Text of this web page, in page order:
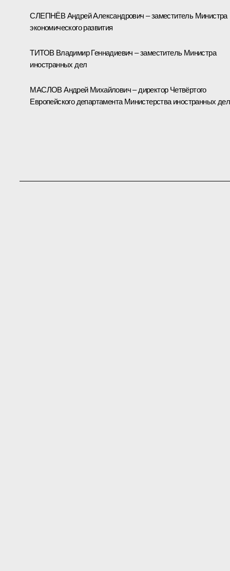
СЛЕПНЁВ Андрей Александрович – заместитель Министра
экономического развития
ТИТОВ Владимир Геннадиевич – заместитель Министра
иностранных дел
МАСЛОВ Андрей Михайлович – директор Четвёртого
Европейского департамента Министерства иностранных дел